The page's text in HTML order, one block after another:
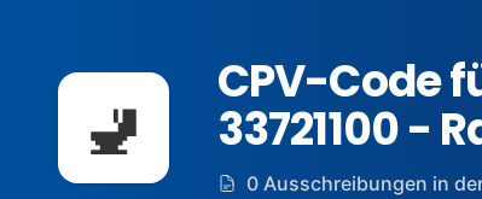
🚽
CPV-Code
33721100 -
0 Ausschreibungen in